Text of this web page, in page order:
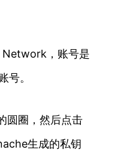
Network，账号是
号。
圆圈，然后点击
生成的私钥